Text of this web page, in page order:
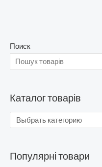
Поиск
Каталог товарів
Популярні товари